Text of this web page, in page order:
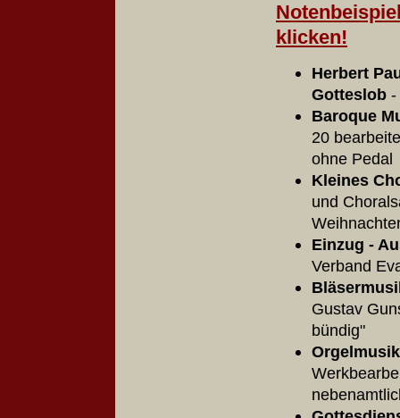
klicken!
Herbert
Gotteslob
Baroque
20
ohne
Kleines
und
Einzug -
Verband
Gustav